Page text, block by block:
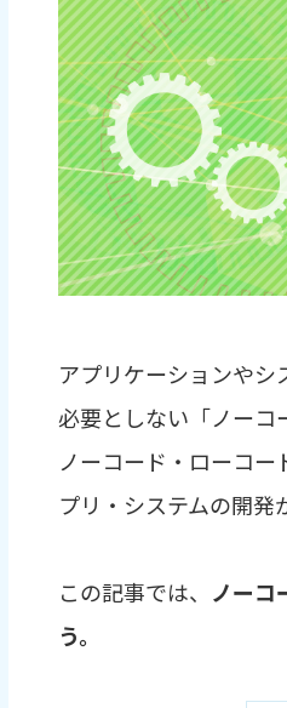
アプリケーションや
必要としない「ノーコ
ノーコード・ローコ
プリ・システムの開発
この記事では、 ノーコ
う。